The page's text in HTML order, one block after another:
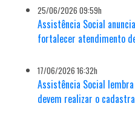
25/06/2026 09:59h
Assistência Social
fortalecer atendimento
17/06/2026 16:32h
Assistência Social
devem realizar o